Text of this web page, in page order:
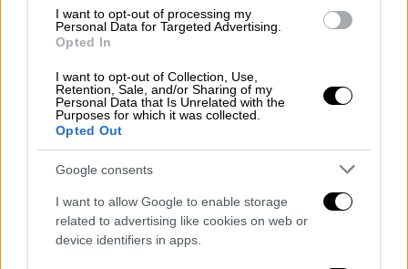
I want to opt-out of processing my
Personal Data for Targeted Advertising.
Opted In
I want to opt-out of Collection, Use,
Retention, Sale, and/or Sharing of my
Personal Data that Is Unrelated with the
Purposes for which it was collected.
Opted Out
Google consents
I want to allow Google to enable storage
related to advertising like cookies on web or
device identifiers in apps.
επισκέπτες, που πληρώνουν τουλάχιστον
65.000 δολάρια για τη διαμονή τους,
με αεροπλάνο, μηχανές χιονιού (Ski-Doos)
και ειδικά ανασκευασμένα φορτηγά οχήματα
προτού απολαύσουν ένα γκουρμέ γεύμα του
οποίου τα εδέσματα μεταφέρονταν από τη
Νότια Αφρική! Όλα αυτά αθροίζονται σε
καταστροφικούς κινδύνους.
Συρρίκνωση των παρθένων τόπων!